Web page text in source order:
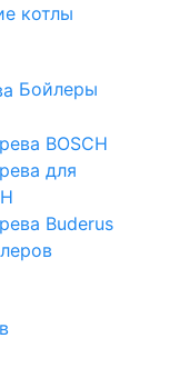
котлы
Бойлеры
BOSCH
для
Buderus